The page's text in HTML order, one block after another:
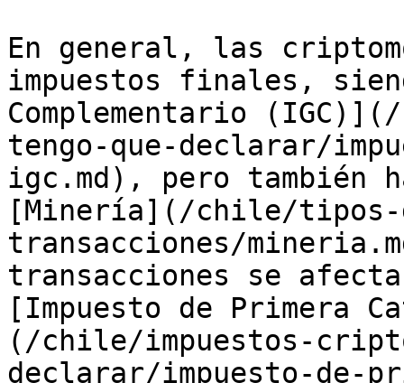
En general, las
impuestos finales,
Complementario
tengo-que-declarar/
igc.md), pero también
[Minería](/chile/tipos-
transacciones/
transacciones se
[Impuesto de Primera
(/chile/impuestos-
declarar/impuesto-de-